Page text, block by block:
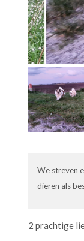
We streven
dieren als
2 prachtige